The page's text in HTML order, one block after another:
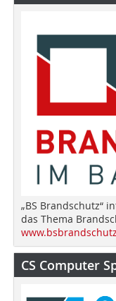
„BS Brandschutz“
das Thema
CS Computer